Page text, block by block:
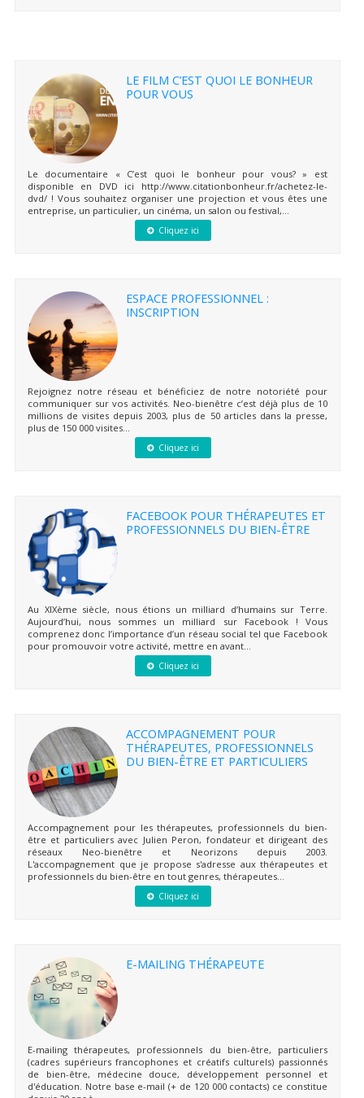
LE FILM C’EST QUOI LE BONHEUR
POUR VOUS
Le documentaire « C’est quoi le bonheur pour vous? » est
disponible en DVD ici http://www.citationbonheur.fr/achetez-le-
dvd/ ! Vous souhaitez organiser une projection et vous êtes une
entreprise, un particulier, un cinéma, un salon ou festival,...
Cliquez ici
ESPACE PROFESSIONNEL :
INSCRIPTION
Rejoignez notre réseau et bénéficiez de notre notoriété pour
communiquer sur vos activités. Neo-bienêtre c’est déjà plus de 10
millions de visites depuis 2003, plus de 50 articles dans la presse,
plus de 150 000 visites...
Cliquez ici
FACEBOOK POUR THÉRAPEUTES ET
PROFESSIONNELS DU BIEN-ÊTRE
Au XIXème siècle, nous étions un milliard d’humains sur Terre.
Aujourd’hui, nous sommes un milliard sur Facebook ! Vous
comprenez donc l’importance d’un réseau social tel que Facebook
pour promouvoir votre activité, mettre en avant...
Cliquez ici
ACCOMPAGNEMENT POUR
THÉRAPEUTES, PROFESSIONNELS
DU BIEN-ÊTRE ET PARTICULIERS
Accompagnement pour les thérapeutes, professionnels du bien-
être et particuliers avec Julien Peron, fondateur et dirigeant des
réseaux Neo-bienêtre et Neorizons depuis 2003.
L'accompagnement que je propose s'adresse aux thérapeutes et
professionnels du bien-être en tout genres, thérapeutes...
Cliquez ici
E-MAILING THÉRAPEUTE
E-mailing thérapeutes, professionnels du bien-être, particuliers
(cadres supérieurs francophones et créatifs culturels) passionnés
de bien-être, médecine douce, développement personnel et
d'éducation. Notre base e-mail (+ de 120 000 contacts) ce constitue